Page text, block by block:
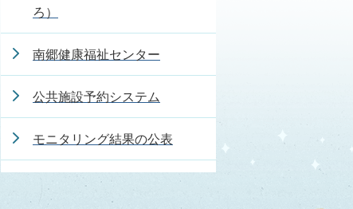
ろ）
南郷健康福祉センター
公共施設予約システム
モニタリング結果の公表